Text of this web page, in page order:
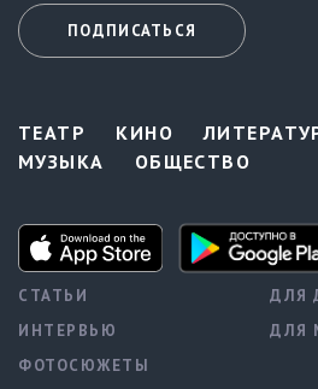
ПОДПИСАТЬСЯ
ТЕАТР КИНО
МУЗЫКА
ОБЩЕСТВО
СТАТЬИ
ИНТЕРВЬЮ
ФОТОСЮЖЕТЫ
ДЛЯ
ДЛЯ